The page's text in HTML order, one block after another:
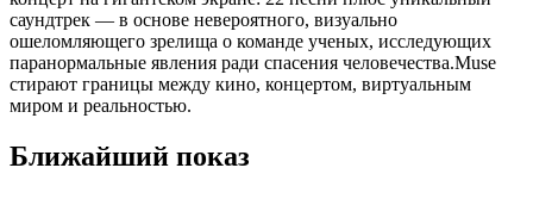
саундтрек — в основе невероятного, визуально
ошеломляющего зрелища о команде ученых, исследующих
паранормальные явления ради спасения человечества.Muse
стирают границы между кино, концертом, виртуальным
миром и реальностью.
Ближайший показ